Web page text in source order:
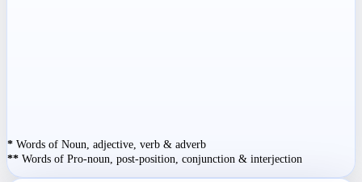
* Words of Noun, adjective, verb & adverb
** Words of Pro-noun, post-position, conjunction & interjection